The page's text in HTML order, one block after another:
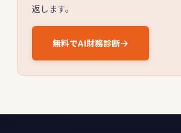
返します。
無料でAI財務診断